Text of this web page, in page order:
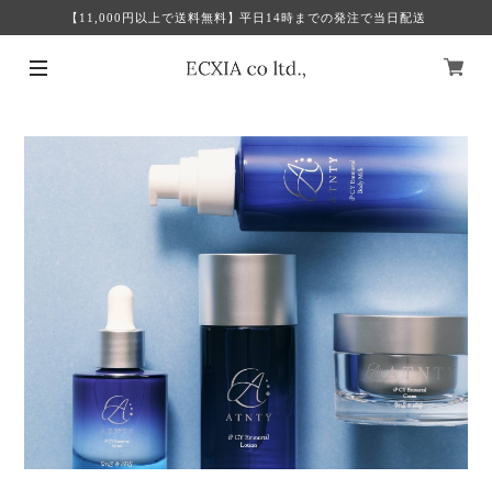
【11,000円以上で送料無料】平日14時までの発注で当日配送